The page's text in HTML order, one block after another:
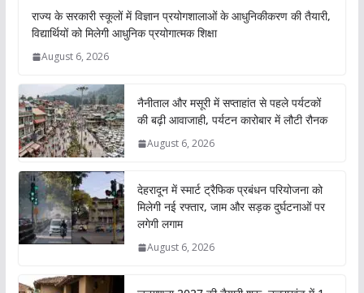
राज्य के सरकारी स्कूलों में विज्ञान प्रयोगशालाओं के आधुनिकीकरण की तैयारी,
विद्यार्थियों को मिलेगी आधुनिक प्रयोगात्मक शिक्षा
August 6, 2026
नैनीताल और मसूरी में सप्ताहांत से पहले पर्यटकों
की बढ़ी आवाजाही, पर्यटन कारोबार में लौटी रौनक
August 6, 2026
देहरादून में स्मार्ट ट्रैफिक प्रबंधन परियोजना को
मिलेगी नई रफ्तार, जाम और सड़क दुर्घटनाओं पर
लगेगी लगाम
August 6, 2026